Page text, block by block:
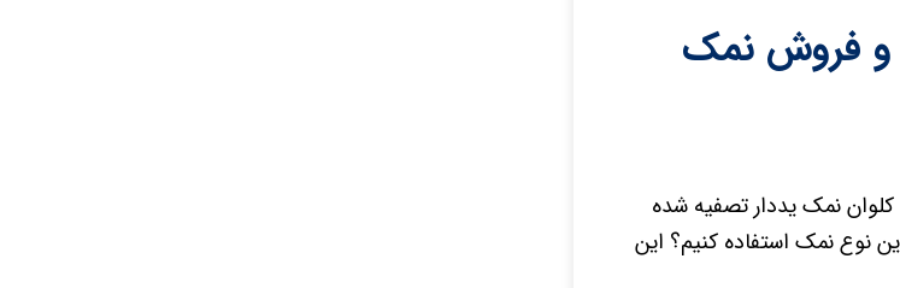
و فروش نمک
نمک یددار تصفیه شده
نوع نمک استفاده کنیم؟ این